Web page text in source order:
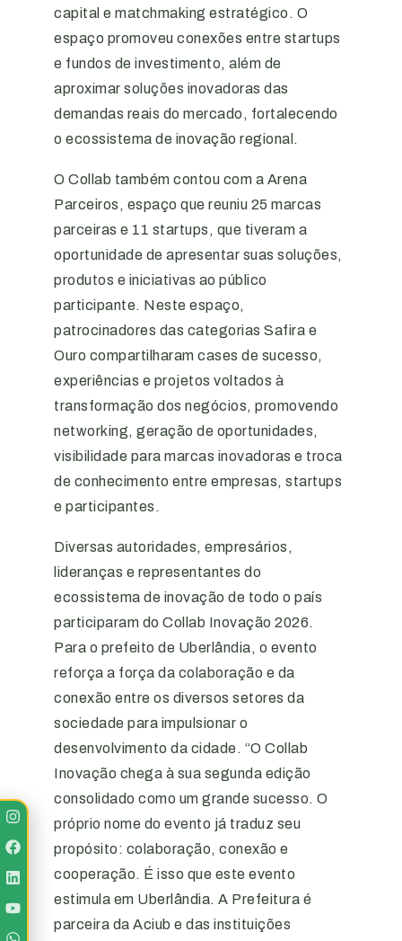
capital e matchmaking estratégico. O
espaço promoveu conexões entre startups
e fundos de investimento, além de
aproximar soluções inovadoras das
demandas reais do mercado, fortalecendo
o ecossistema de inovação regional.
O Collab também contou com a Arena
Parceiros, espaço que reuniu 25 marcas
parceiras e 11 startups, que tiveram a
oportunidade de apresentar suas soluções,
produtos e iniciativas ao público
participante. Neste espaço,
patrocinadores das categorias Safira e
Ouro compartilharam cases de sucesso,
experiências e projetos voltados à
transformação dos negócios, promovendo
networking, geração de oportunidades,
visibilidade para marcas inovadoras e troca
de conhecimento entre empresas, startups
e participantes.
Diversas autoridades, empresários,
lideranças e representantes do
ecossistema de inovação de todo o país
participaram do Collab Inovação 2026.
Para o prefeito de Uberlândia, o evento
reforça a força da colaboração e da
conexão entre os diversos setores da
sociedade para impulsionar o
desenvolvimento da cidade. “O Collab
Inovação chega à sua segunda edição
consolidado como um grande sucesso. O
próprio nome do evento já traduz seu
propósito: colaboração, conexão e
cooperação. É isso que este evento
estimula em Uberlândia. A Prefeitura é
parceira da Aciub e das instituições